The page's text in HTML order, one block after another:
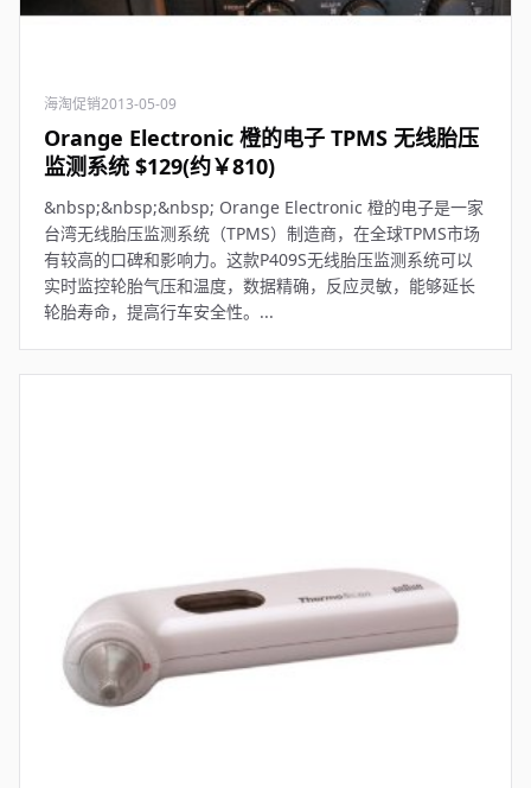
海淘促销2013-05-09
Orange Electronic 橙的电子 TPMS 无线胎压
监测系统 $129(约￥810)
&nbsp;&nbsp;&nbsp; Orange Electronic 橙的电子是一家
台湾无线胎压监测系统（TPMS）制造商，在全球TPMS市场
有较高的口碑和影响力。这款P409S无线胎压监测系统可以
实时监控轮胎气压和温度，数据精确，反应灵敏，能够延长
轮胎寿命，提高行车安全性。...